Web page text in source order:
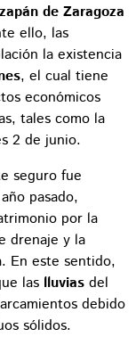
de Zaragoza
ello, las
la existencia
, el cual tiene
económicos
tales como la
2 de junio.
seguro fue
pasado,
por la
drenaje y la
En este sentido,
las lluvias del
debido
sólidos.